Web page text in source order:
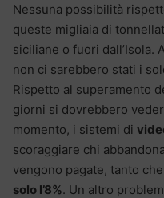
Nessuna possibilità
queste migliaia di
siciliane o fuori dall’Isola.
non ci sarebbero stati i
Rispetto al superamento
giorni si dovrebbero
momento, i sistemi di
scoraggiare chi
vengono pagate, tanto
solo l’8%. Un altro